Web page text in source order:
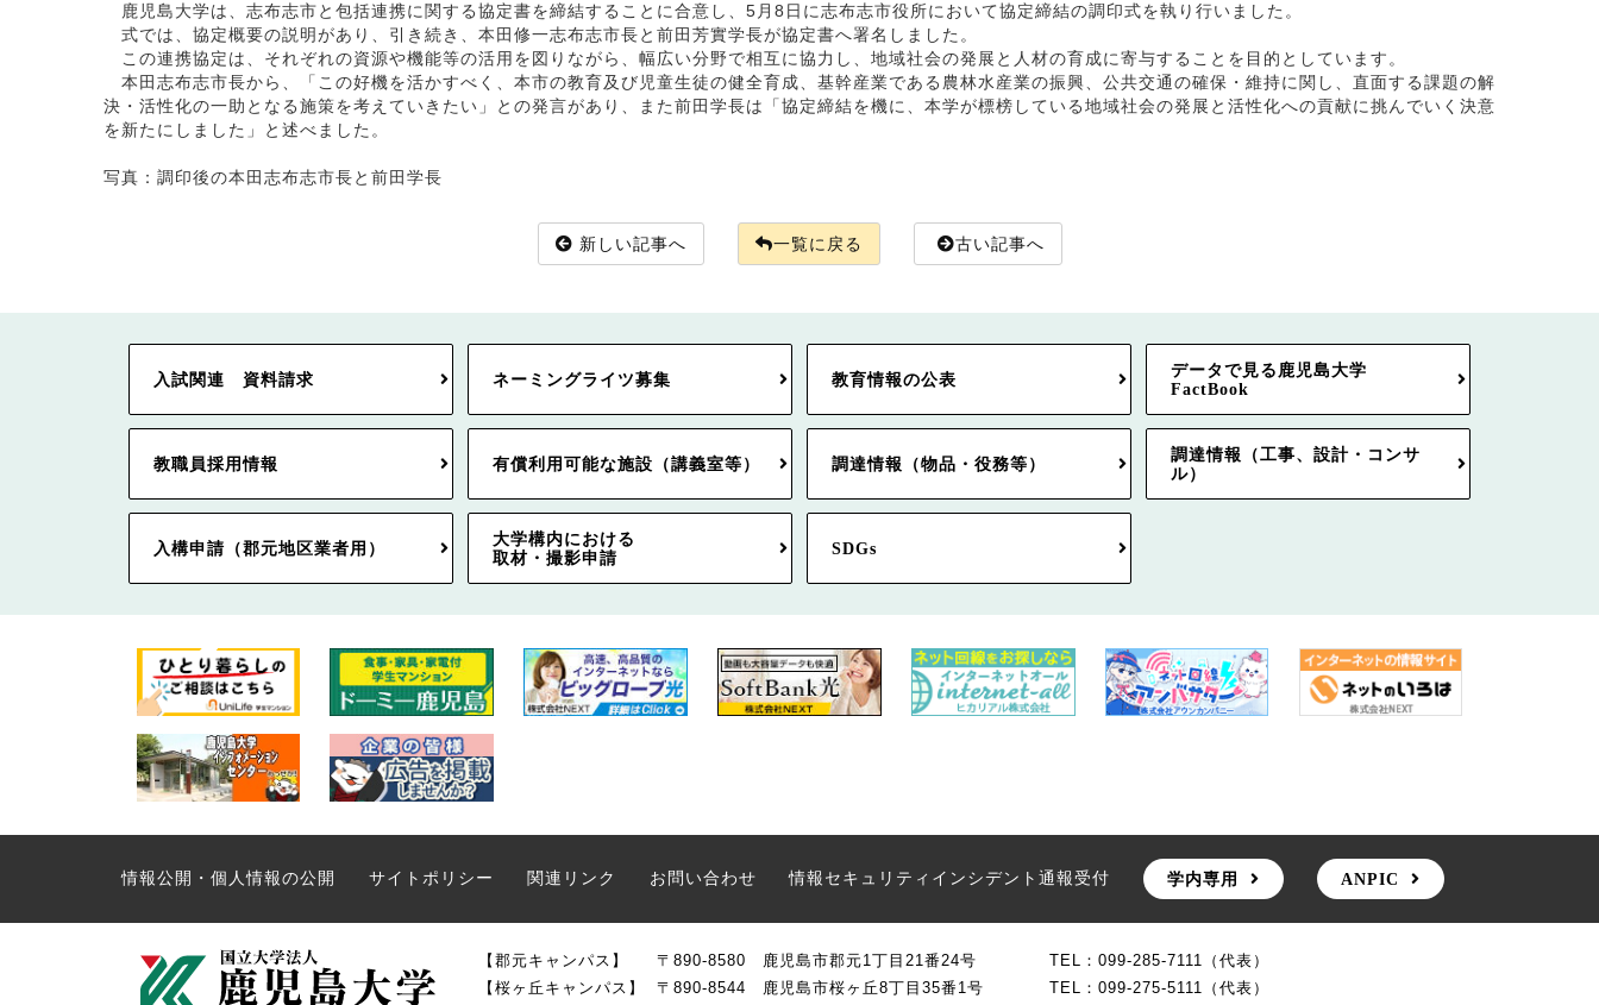
鹿児島大学は、志布志市と包括連携に関する協定書を締結することに合意し、5月8日に志布志市役所において協定締結の調印式を執り行いました。
式では、協定概要の説明があり、引き続き、本田修一志布志市長と前田芳實学長が協定書へ署名しました。
この連携協定は、それぞれの資源や機能等の活用を図りながら、幅広い分野で相互に協力し、地域社会の発展と人材の育成に寄与することを目的としています。
本田志布志市長から、「この好機を活かすべく、本市の教育及び児童生徒の健全育成、基幹産業である農林水産業の振興、公共交通の確保・維持に関し、直面する課題の解
決・活性化の一助となる施策を考えていきたい」との発言があり、また前田学長は「協定締結を機に、本学が標榜している地域社会の発展と活性化への貢献に挑んでいく決意
を新たにしました」と述べました。
写真：調印後の本田志布志市長と前田学長
新しい記事へ 一覧に戻る 古い記事へ
入試関連 資料請求 ネーミングライツ募集 教育情報の公表
データで見る鹿児島大学
FactBook
教職員採用情報 有償利用可能な施設（講義室等） 調達情報（物品・役務等）
調達情報（工事、設計・コンサ
ル）
入構申請（郡元地区業者用）
大学構内における
取材・撮影申請
SDGs
情報公開・個人情報の公開 サイトポリシー 関連リンク お問い合わせ 情報セキュリティインシデント通報受付 学内専用 ANPIC
【郡元キャンパス】 〒890-8580 鹿児島市郡元1丁目21番24号
TEL：099-285-7111（代表）
【桜ヶ丘キャンパス】
〒890-8544 鹿児島市桜ヶ丘8丁目35番1号 TEL：099-275-5111（代表）